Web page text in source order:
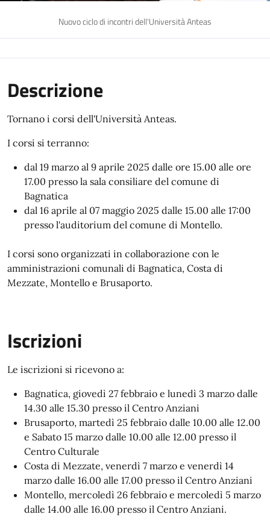
Nuovo ciclo di incontri dell'Università Anteas
Descrizione
Tornano i corsi dell'Università Anteas.
I corsi si terranno:
dal 19 marzo al 9 aprile 2025 dalle ore 15.00 alle ore
17.00 presso la sala consiliare del comune di
Bagnatica
dal 16 aprile al 07 maggio 2025 dalle 15.00 alle 17:00
presso l'auditorium del comune di Montello.
I corsi sono organizzati in collaborazione con le
amministrazioni comunali di Bagnatica, Costa di
Mezzate, Montello e Brusaporto.
Iscrizioni
Le iscrizioni si ricevono a:
Bagnatica, giovedì 27 febbraio e lunedì 3 marzo dalle
14.30 alle 15.30 presso il Centro Anziani
Brusaporto, martedì 25 febbraio dalle 10.00 alle 12.00
e Sabato 15 marzo dalle 10.00 alle 12.00 presso il
Centro Culturale
Costa di Mezzate, venerdì 7 marzo e venerdì 14
marzo dalle 16.00 alle 17.00 presso il Centro Anziani
Montello, mercoledì 26 febbraio e mercoledì 5 marzo
dalle 14.00 alle 16.00 presso il Centro Anziani.